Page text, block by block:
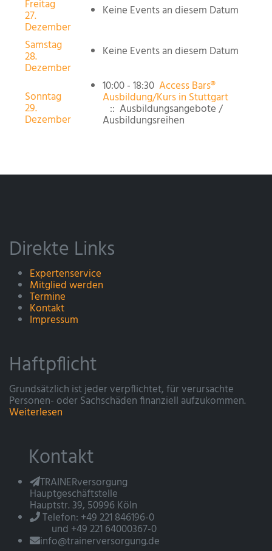
Freitag
27.
Dezember
Keine Events an diesem Datum
Samstag
28.
Dezember
Keine Events an diesem Datum
Sonntag
29.
Dezember
10:00 - 18:30 Access Bars®
Ausbildung/Kurs in Stuttgart
:: Ausbildungsangebote /
Ausbildungsreihen
Direkte Links
Expertenservice
Mitglied werden
Termine
Kontakt
Impressum
Haftpflicht
Grundsätzlich ist jeder verpflichtet, für verursachte
Personen- oder Sachschäden finanziell aufzukommen.
Weiterlesen
Kontakt
TRAINERversorgung
Hauptgeschäftstelle
Hauptstr. 39, 50996 Köln
Telefon: +49 221 846196-0
und +49 221 64000367-0
info@trainerversorgung.de